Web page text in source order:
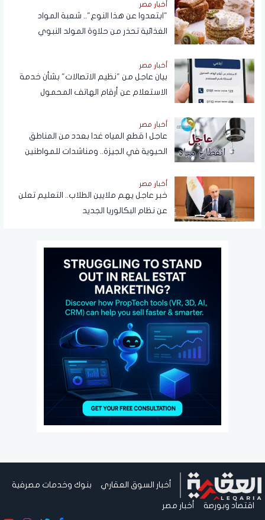
أخبار مصر
"ابتعدوا عن هذا النوع".. شعبة المواد
الغذائية تحذر من حلاوة المولد النبوي
أخبار مصر
بيان عاجل من "نظيم الاتصالات" بشأن خدمة
الاستعلام عن أرقام الهاتف المحمول
NTRA
أخبار مصر
عاجل | قطع المياه غدا بعدد من المناطق
الحيوية في الجيزة.. ومناشدات للمواطنين
أخبار مصر
خبر عاجل يهم ملايين الطلاب.. التعليم تعلن
عن نظام البكالوريا الجديد
أخبار السوق العقاري بنوك وخدمات مصرفية
اقتصاد وبورصة أخبار مصر